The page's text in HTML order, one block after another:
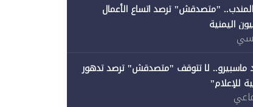
"متصدقش" ترصد اتساع الأعمال
اليمنية
ماسبيرو.. لا تتوقف "متصدقش" ترصد تدهور
للإعلام"